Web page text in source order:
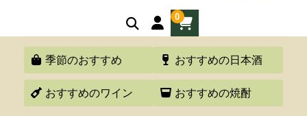
0
季節のおすすめ おすすめの日本酒
おすすめのワイン おすすめの焼酎